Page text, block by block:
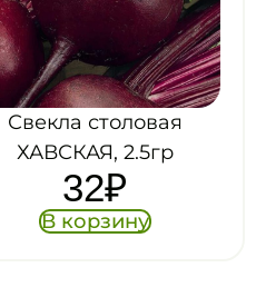
Свекла столовая
ХАВСКАЯ, 2.5гр
32₽
В корзину